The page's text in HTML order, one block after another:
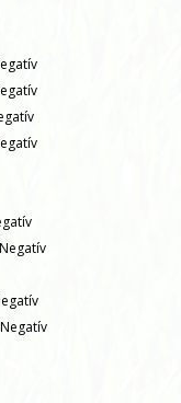
Negatív
Negatív